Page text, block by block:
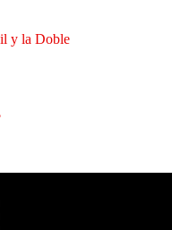
y la Doble